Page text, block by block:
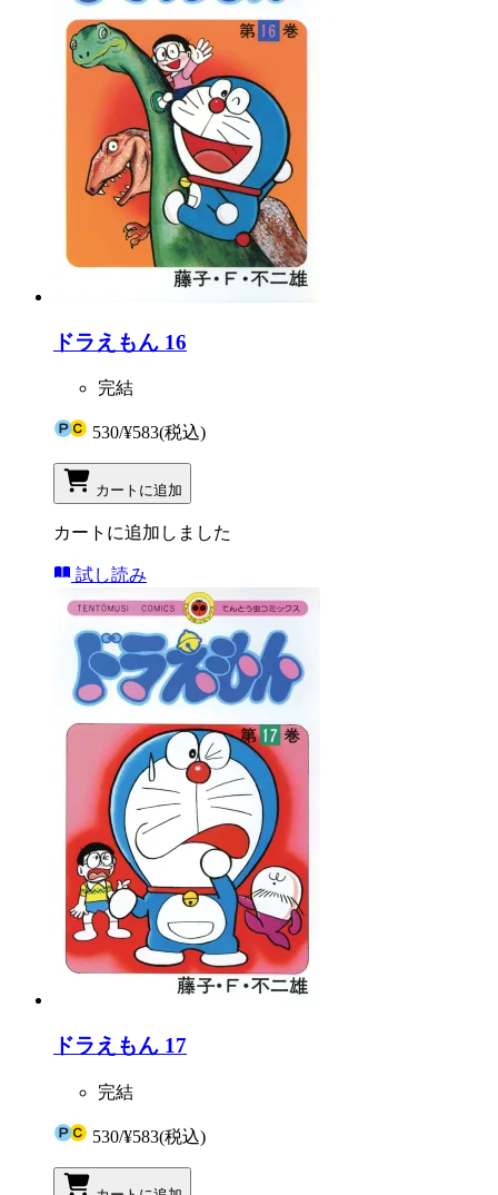
ドラえもん 16
完結
530/¥583(税込)
カートに追加
カートに追加しました
試し読み
ドラえもん 17
完結
530/¥583(税込)